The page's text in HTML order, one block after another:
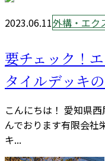
2023.06.11外構・エク
要チェック！
タイルデッキ
こんにちは！ 愛知県
んでおります有限会社
キ...